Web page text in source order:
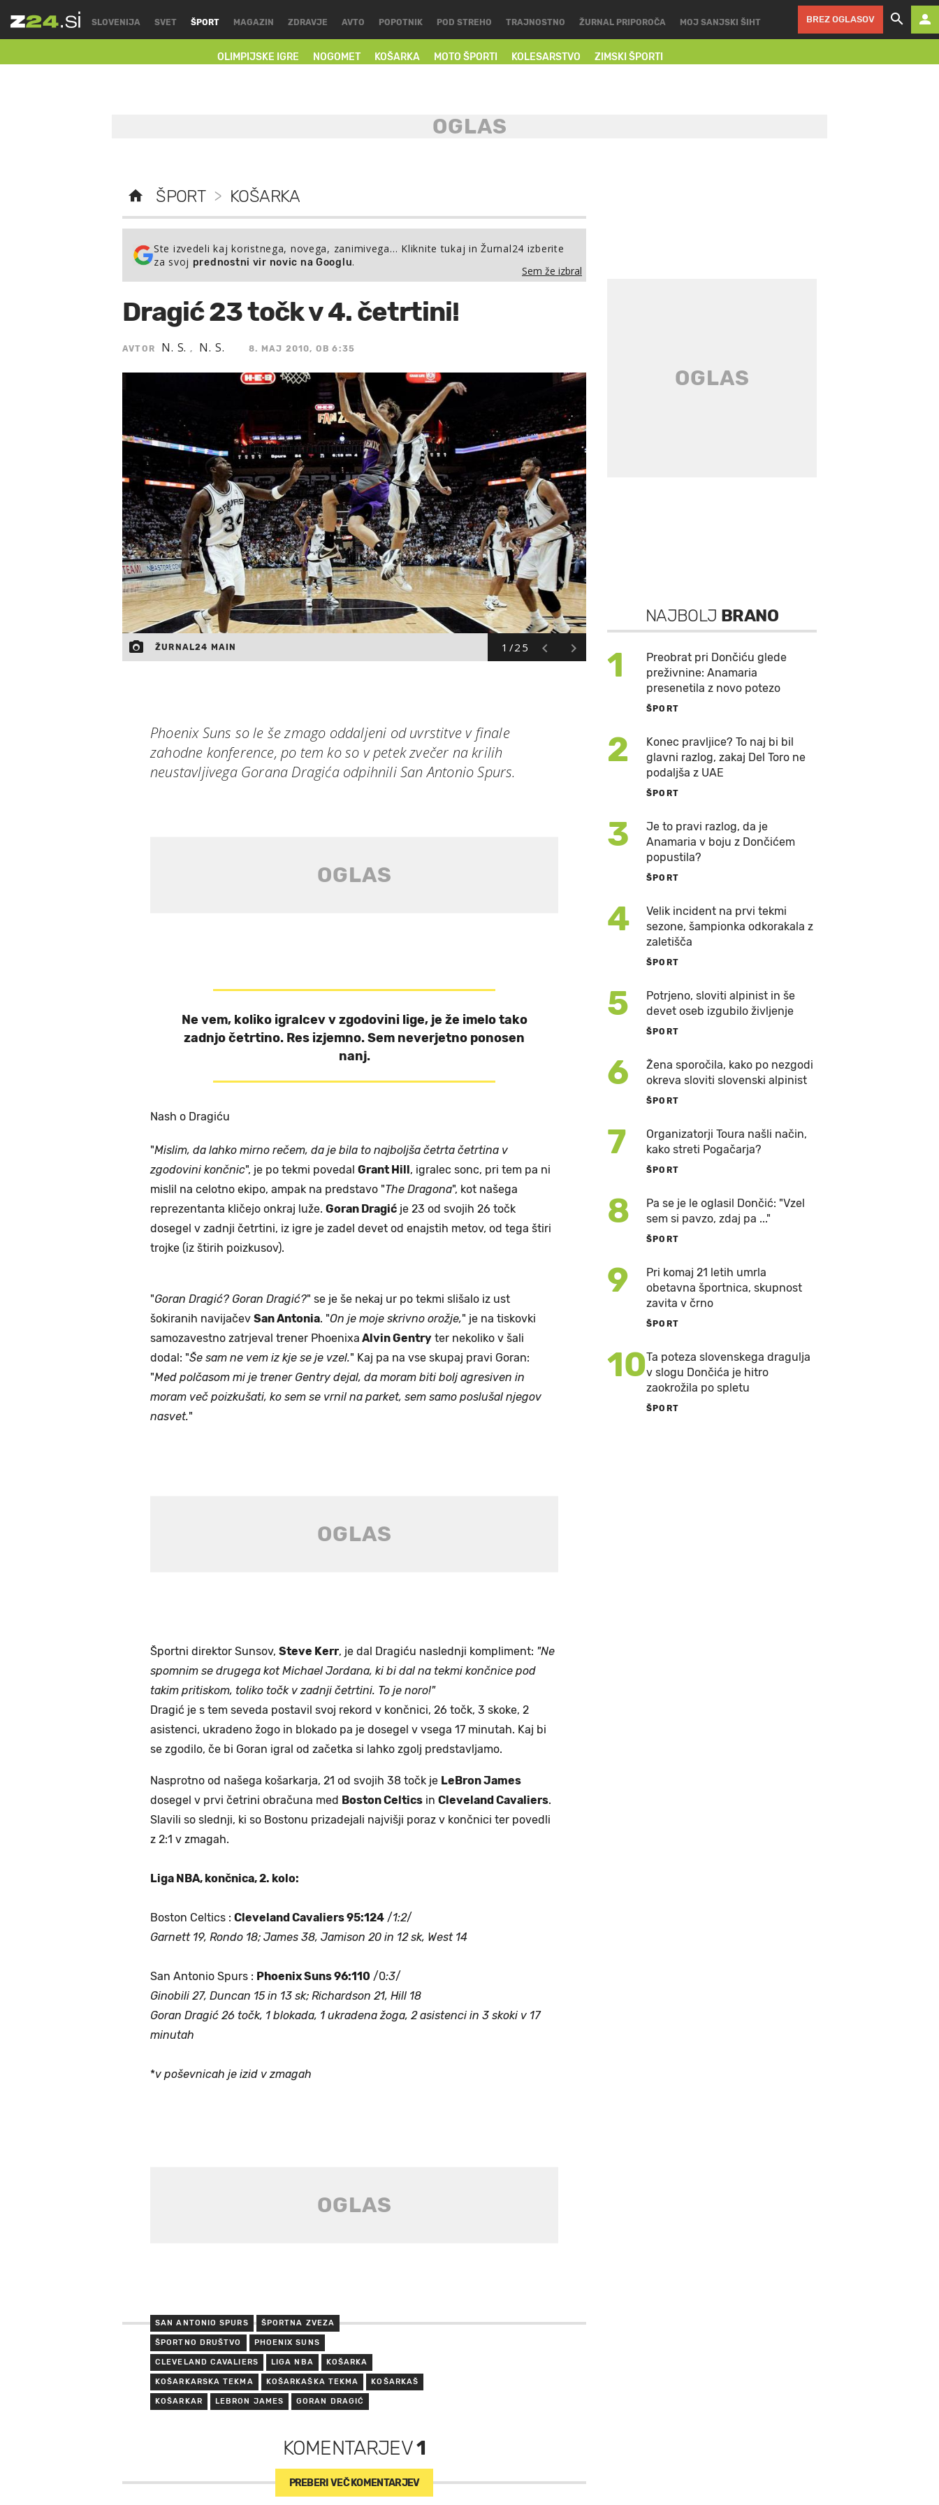
SLOVENIJA SVET ŠPORT
OLIMPIJSKE IGRE NOGOMET KOŠARKA MOTO ŠPORTI KOLESARSTVO ZIMSKI ŠPORTI
MAGAZIN ZDRAVJE AVTO POPOTNIK POD STREHO TRAJNOSTNO ŽURNAL PRIPOROČA MOJ SANJSKI ŠIHT BREZ OGLASOV
ŠPORT > KOŠARKA
Ste izvedeli kaj koristnega, novega, zanimivega… Kliknite tukaj in Žurnal24 izberite
za svoj prednostni vir novic na Googlu.
Sem že izbral
Dragić 23 točk v 4. četrtini!
AVTOR N. S., N. S. 8. MAJ 2010, OB 6:35
1/25
ŽURNAL24 MAIN
Phoenix Suns so le še zmago oddaljeni od uvrstitve v finale
zahodne konference, po tem ko so v petek zvečer na krilih
neustavljivega Gorana Dragića odpihnili San Antonio Spurs.
Ne vem, koliko igralcev v zgodovini lige, je že imelo tako
zadnjo četrtino. Res izjemno. Sem neverjetno ponosen
nanj.
Nash o Dragiću
"Mislim, da lahko mirno rečem, da je bila to najboljša četrta četrtina v
zgodovini končnic", je po tekmi povedal Grant Hill, igralec sonc, pri tem pa ni
mislil na celotno ekipo, ampak na predstavo "The Dragona", kot našega
reprezentanta kličejo onkraj luže. Goran Dragić je 23 od svojih 26 točk
dosegel v zadnji četrtini, iz igre je zadel devet od enajstih metov, od tega štiri
trojke (iz štirih poizkusov).
"Goran Dragić? Goran Dragić?" se je še nekaj ur po tekmi slišalo iz ust
šokiranih navijačev San Antonia. "On je moje skrivno orožje," je na tiskovki
samozavestno zatrjeval trener Phoenixa Alvin Gentry ter nekoliko v šali
dodal: "Še sam ne vem iz kje se je vzel." Kaj pa na vse skupaj pravi Goran:
"Med polčasom mi je trener Gentry dejal, da moram biti bolj agresiven in
moram več poizkušati, ko sem se vrnil na parket, sem samo poslušal njegov
nasvet."
Športni direktor Sunsov, Steve Kerr, je dal Dragiću naslednji kompliment: "Ne
spomnim se drugega kot Michael Jordana, ki bi dal na tekmi končnice pod
takim pritiskom, toliko točk v zadnji četrtini. To je noro!"
Dragić je s tem seveda postavil svoj rekord v končnici, 26 točk, 3 skoke, 2
asistenci, ukradeno žogo in blokado pa je dosegel v vsega 17 minutah. Kaj bi
se zgodilo, če bi Goran igral od začetka si lahko zgolj predstavljamo.
Nasprotno od našega košarkarja, 21 od svojih 38 točk je LeBron James
dosegel v prvi četrini obračuna med Boston Celtics in Cleveland Cavaliers.
Slavili so slednji, ki so Bostonu prizadejali najvišji poraz v končnici ter povedli
z 2:1 v zmagah.
Liga NBA, končnica, 2. kolo:
Boston Celtics : Cleveland Cavaliers 95:124 /1:2/
Garnett 19, Rondo 18; James 38, Jamison 20 in 12 sk, West 14
San Antonio Spurs : Phoenix Suns 96:110 /0:3/
Ginobili 27, Duncan 15 in 13 sk; Richardson 21, Hill 18
Goran Dragić 26 točk, 1 blokada, 1 ukradena žoga, 2 asistenci in 3 skoki v 17
minutah
*v poševnicah je izid v zmagah
SAN ANTONIO SPURS ŠPORTNA ZVEZA
ŠPORTNO DRUŠTVO PHOENIX SUNS
CLEVELAND CAVALIERS LIGA NBA KOŠARKA
KOŠARKARSKA TEKMA KOŠARKAŠKA TEKMA KOŠARKAŠ
KOŠARKAR LEBRON JAMES GORAN DRAGIĆ
KOMENTARJEV1
PREBERI VEČ KOMENTARJEV
NAJBOLJ BRANO
1
Preobrat pri Dončiću glede
preživnine: Anamaria
presenetila z novo potezo
ŠPORT
2
Konec pravljice? To naj bi bil
glavni razlog, zakaj Del Toro ne
podaljša z UAE
ŠPORT
3
Je to pravi razlog, da je
Anamaria v boju z Dončićem
popustila?
ŠPORT
4
Velik incident na prvi tekmi
sezone, šampionka odkorakala z
zaletišča
ŠPORT
5
Potrjeno, sloviti alpinist in še
devet oseb izgubilo življenje
ŠPORT
6
Žena sporočila, kako po nezgodi
okreva sloviti slovenski alpinist
ŠPORT
7
Organizatorji Toura našli način,
kako streti Pogačarja?
ŠPORT
8
Pa se je le oglasil Dončić: "Vzel
sem si pavzo, zdaj pa ..."
ŠPORT
9
Pri komaj 21 letih umrla
obetavna športnica, skupnost
zavita v črno
ŠPORT
10Ta poteza slovenskega dragulja
v slogu Dončića je hitro
zaokrožila po spletu
ŠPORT